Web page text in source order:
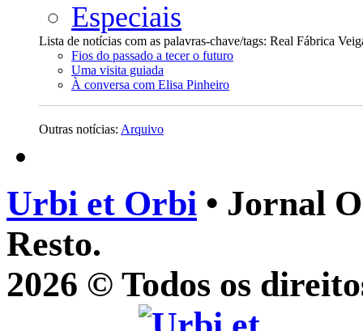
Especiais
Lista de notícias com as palavras-chave/tags: Real Fábrica
Fios do passado a tecer o futuro
Uma visita guiada
À conversa com Elisa Pinheiro
Outras notícias: Arquivo
Urbi et Orbi • Jornal
Resto.
2026 © Todos os